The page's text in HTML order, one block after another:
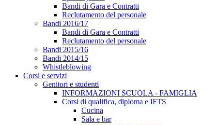
Bandi di Gara e Contratti
Reclutamento del personale
Bandi 2016/17
Bandi di Gara e Contratti
Reclutamento del personale
Bandi 2015/16
Bandi 2014/15
Whistleblowing
Corsi e servizi
Genitori e studenti
INFORMAZIONI SCUOLA - FAMIGLIA
Corsi di qualifica, diploma e IFTS
Cucina
Sala e bar